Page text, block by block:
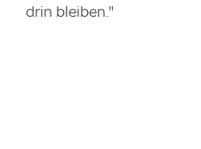
drin bleiben."